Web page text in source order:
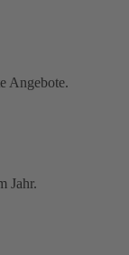
Angebote.
Jahr.